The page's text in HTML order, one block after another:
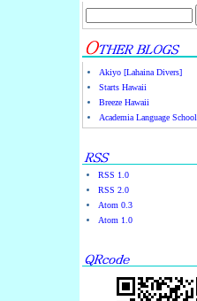
Akiyo [Lahaina Divers]
Starts Hawaii
Breeze Hawaii
Academia Language School
RSS 1.0
RSS 2.0
Atom 0.3
Atom 1.0